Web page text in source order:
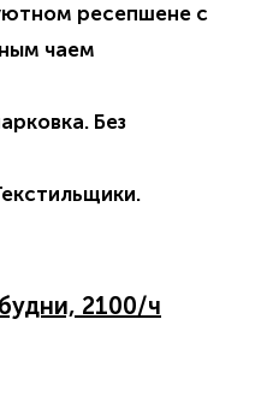
ресепшене с
чаем
Без
2100/ч